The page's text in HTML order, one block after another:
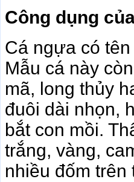
Công dụng
Cá ngựa có
Mẫu cá này
mã, long thủy
đuôi dài nhọn,
bắt con mồi.
trắng, vàng,
nhiều đốm trên